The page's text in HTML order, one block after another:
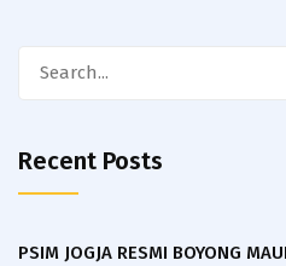
Recent Posts
PSIM JOGJA RESMI BOYONG